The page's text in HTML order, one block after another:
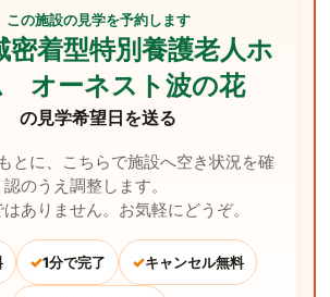
この施設の見学を予約します
密着型特別養護老人ホ
オーネスト波の花
の見学希望日を送る
とに、こちらで施設へ空き状況を確
認のうえ調整します。
ありません。お気軽にどうぞ。
✓1分で完了 ✓キャンセル無料